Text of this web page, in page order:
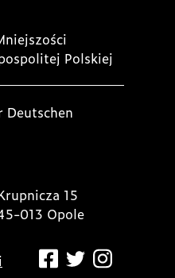
Polskiej
Deutschen
15
013 Opole